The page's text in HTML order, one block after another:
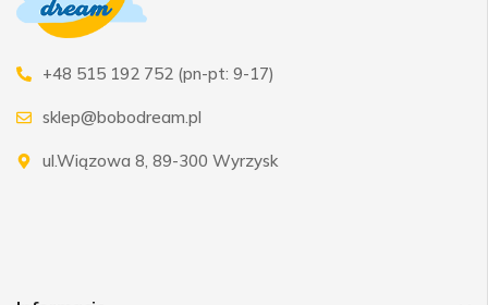
+48 515 192 752 (pn-pt: 9-17)
sklep@bobodream.pl
ul.Wiązowa 8, 89-300 Wyrzysk